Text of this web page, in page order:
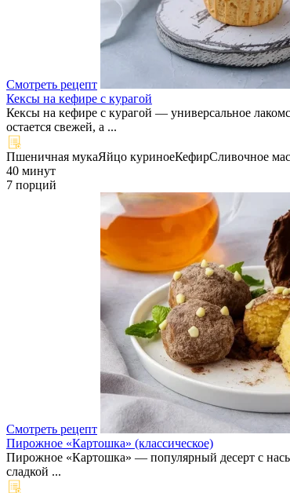
Смотреть рецепт
Кексы на кефире с курагой
Кексы на кефире с курагой — универсальное
остается свежей, а ...
Пшеничная мукаЯйцо куриноеКефирСливочное
40 минут
7 порций
Смотреть рецепт
Пирожное «Картошка» (классическое)
Пирожное «Картошка» — популярный десерт с
сладкой ...